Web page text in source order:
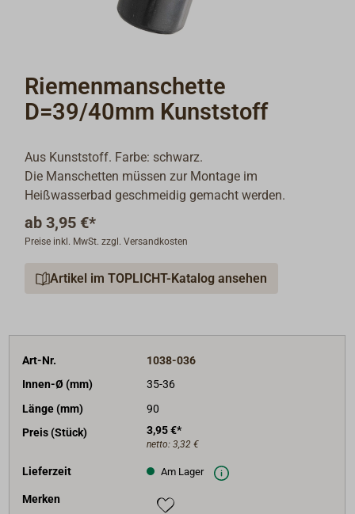
Riemenmanschette
D=39/40mm Kunststoff
Aus Kunststoff. Farbe: schwarz.
Die Manschetten müssen zur Montage im
Heißwasserbad geschmeidig gemacht werden.
ab 3,95 €*
Preise inkl. MwSt. zzgl. Versandkosten
Artikel im TOPLICHT-Katalog ansehen
Art-Nr.
1038-036
Innen-Ø (mm)
35-36
Länge (mm)
90
Preis (Stück)
3,95 €*
netto: 3,32 €
Lieferzeit Am Lager
Merken